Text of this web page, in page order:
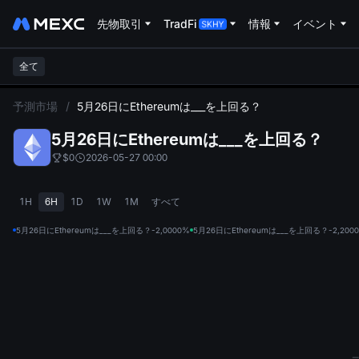
先物取引 TradFi 情報 イベント
全て
予測市場 / 5月26日にEthereumは___を上回る？
5月26日にEthereumは___を上回る？
$0 2026-05-27 00:00
1H 6H 1D 1W 1M すべて
5月26日にEthereumは___を上回る？-2,0000% 5月26日にEthereumは___を上回る？-2,200